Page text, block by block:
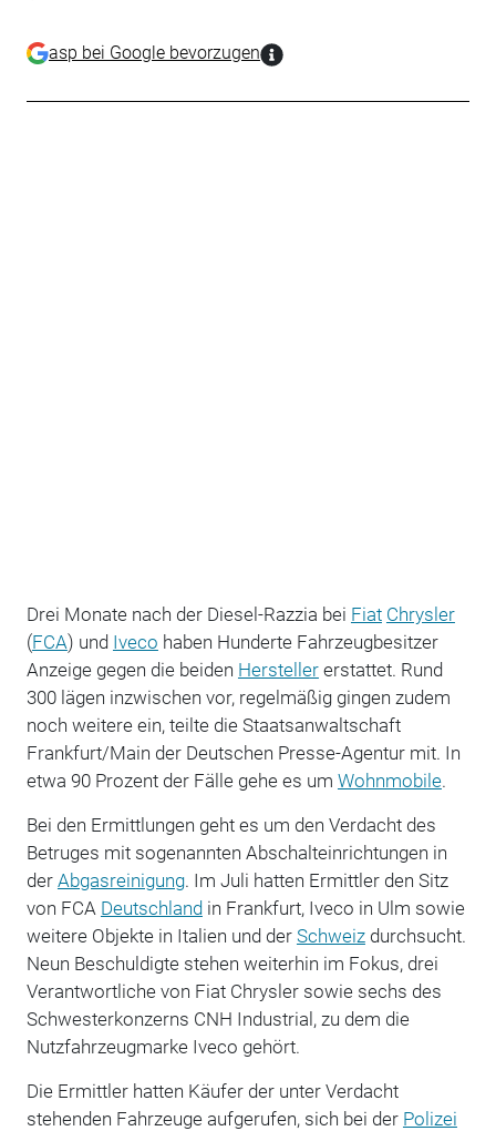
asp bei Google bevorzugen
Drei Monate nach der Diesel-Razzia bei Fiat Chrysler
(FCA) und Iveco haben Hunderte Fahrzeugbesitzer
Anzeige gegen die beiden Herstellererstattet. Rund
300 lägen inzwischen vor, regelmäßig gingen zudem
noch weitere ein, teilte die Staatsanwaltschaft
Frankfurt/Main der Deutschen Presse-Agentur mit. In
etwa 90 Prozent der Fälle gehe es um Wohnmobile.
Bei den Ermittlungen geht es um den Verdacht des
Betruges mit sogenannten Abschalteinrichtungen in
der Abgasreinigung. Im Juli hatten Ermittler den Sitz
von FCA Deutschlandin Frankfurt, Iveco in Ulm sowie
weitere Objekte in Italien und der Schweizdurchsucht.
Neun Beschuldigte stehen weiterhin im Fokus, drei
Verantwortliche von Fiat Chrysler sowie sechs des
Schwesterkonzerns CNH Industrial, zu dem die
Nutzfahrzeugmarke Iveco gehört.
Die Ermittler hatten Käufer der unter Verdacht
stehenden Fahrzeuge aufgerufen, sich bei der Polizei